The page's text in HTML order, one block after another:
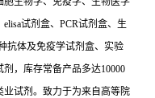
试剂盒、PCR试剂盒、生
抗体及免疫学试剂盒、实验
，库存常备产品多达10000
试剂。致力于为来自高等院